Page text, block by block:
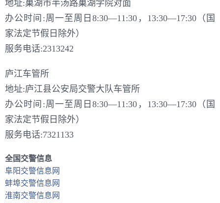
地址:巢湖市半汤路巢湖学院对面
办公时间:周一至周日8:30—11:30，13:30—17:30（国
家法定节假日除外）
服务电话:2313242
庐江车管所
地址:庐江县公安局交警大队车管所
办公时间:周一至周日8:30—11:30，13:30—17:30（国
家法定节假日除外）
服务电话:7321133
全国交警信息
阜阳交警信息网
蚌埠交警信息网
淮南交警信息网